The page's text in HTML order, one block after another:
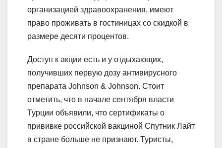
организацией здравоохранения, имеют
право проживать в гостиницах со скидкой в
размере десяти процентов.
Доступ к акции есть и у отдыхающих,
получивших первую дозу антивирусного
препарата Johnson & Johnson. Стоит
отметить, что в начале сентября власти
Турции объявили, что сертификаты о
прививке российской вакциной Спутник Лайт
в стране больше не признают. Туристы,